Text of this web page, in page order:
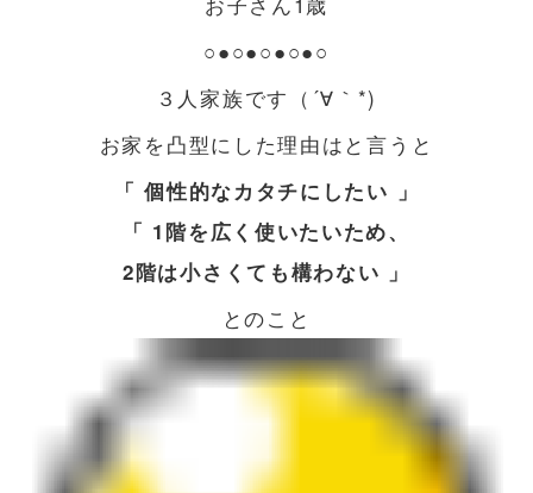
○●○●○●○●○
３人家族です（´∀｀*)
お家を凸型にした理由はと言うと
「 個性的なカタチにしたい 」
「 1階を広く使いたいため、
2階は小さくても構わない 」
とのこと